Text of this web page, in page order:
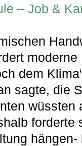
– Job &
dem
sagte, die
wüssten
forderte
hängen-